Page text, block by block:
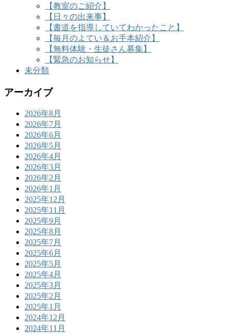
【教室のご紹介】
【日々の出来事】
【書道を指導していてわかったこと】
【毎月のよてい＆お手本紹介】
【無料体験・生徒さん募集】
【緊急のお知らせ】
未分類
アーカイブ
2026年8月
2026年7月
2026年6月
2026年5月
2026年4月
2026年3月
2026年2月
2026年1月
2025年12月
2025年11月
2025年9月
2025年8月
2025年7月
2025年6月
2025年5月
2025年4月
2025年3月
2025年2月
2025年1月
2024年12月
2024年11月